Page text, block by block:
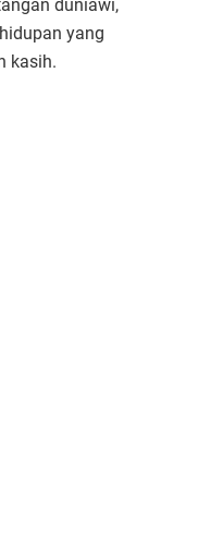
duniawi,
yang
kasih.